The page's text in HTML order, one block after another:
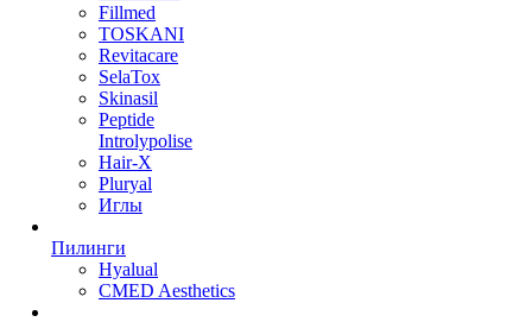
Fillmed
TOSKANI
Revitacare
SelaTox
Skinasil
Peptide
Introlypolise
Hair-X
Pluryal
Иглы
Пилинги
Hyalual
CMED Aesthetics